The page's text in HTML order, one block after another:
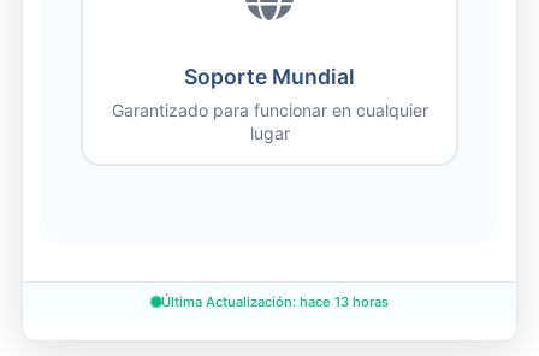
Soporte Mundial
Garantizado para funcionar en cualquier
lugar
Última Actualización: hace 13 horas